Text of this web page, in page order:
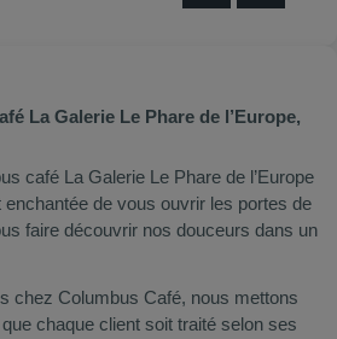
La Galerie Le Phare de l’Europe,
café La Galerie Le Phare de l’Europe
de vous ouvrir les portes de
faire découvrir nos douceurs dans un
chez Columbus Café, nous mettons
chaque client soit traité selon ses